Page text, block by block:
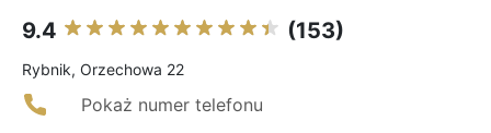
9.4 (153)
Rybnik, Orzechowa 22
Pokaż numer telefonu